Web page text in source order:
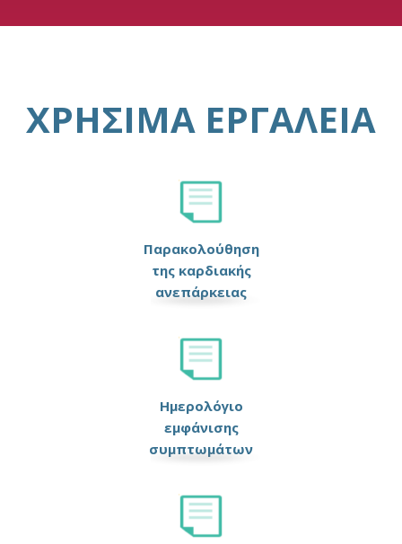
ΧΡΉΣΙΜΑ ΕΡΓΑΛΕΊΑ
Παρακολούθηση
της καρδιακής
ανεπάρκειας
Ημερολόγιο
εμφάνισης
συμπτωμάτων